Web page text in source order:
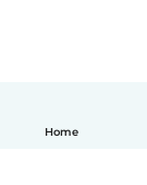
Home